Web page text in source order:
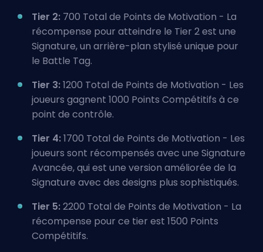
Tier 2: 700 Total de Points de Motivation - La
récompense pour atteindre le Tier 2 est une
Signature, un arrière-plan stylisé unique pour
le Battle Tag.
Tier 3:1200 Total de Points de Motivation - Les
joueurs gagnent 1000 Points Compétitifs à ce
point de contrôle.
Tier 4:1700 Total de Points de Motivation - Les
joueurs sont récompensés avec une Signature
Avancée, qui est une version améliorée de la
Signature avec des designs plus sophistiqués.
Tier 5:2200 Total de Points de Motivation - La
récompense pour ce tier est 1500 Points
Compétitifs.